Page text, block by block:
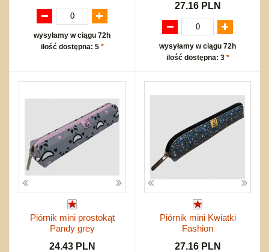
wysyłamy w ciągu 72h
ilość dostępna: 5 *
27.16 PLN
wysyłamy w ciągu 72h
ilość dostępna: 3 *
Piórnik mini prostokąt
Pandy grey
24.43 PLN
Piórnik mini Kwiatki
Fashion
27.16 PLN